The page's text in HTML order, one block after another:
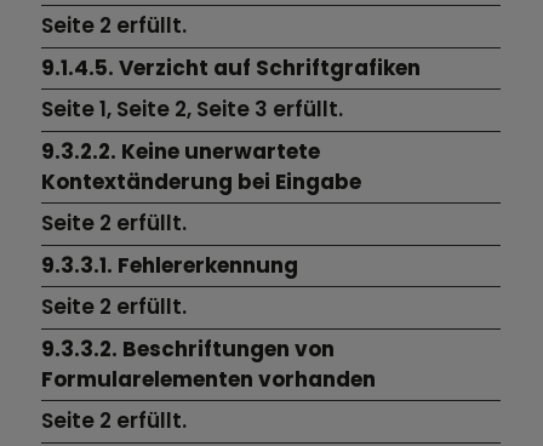
Seite 2 erfüllt.
9.1.4.5. Verzicht auf Schriftgrafiken
Seite 1, Seite 2, Seite 3 erfüllt.
9.3.2.2. Keine unerwartete
Kontextänderung bei Eingabe
Seite 2 erfüllt.
9.3.3.1. Fehlererkennung
Seite 2 erfüllt.
9.3.3.2. Beschriftungen von
Formularelementen vorhanden
Seite 2 erfüllt.